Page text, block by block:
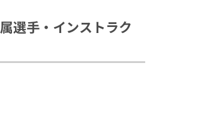
選手・インストラク